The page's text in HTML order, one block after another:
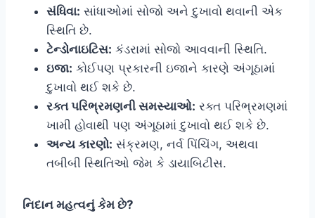
સંધિવા: સાંધાઓમાં સોજો અને દુખાવો થવાની એક
સ્થિતિ છે.
ટેન્ડોનાઇટિસ: કંડરામાં સોજો આવવાની સ્થિતિ.
ઇજા: કોઈપણ પ્રકારની ઇજાને કારણે અંગૂઠામાં
દુખાવો થઈ શકે છે.
રક્ત પરિભ્રમણની સમસ્યાઓ: રક્ત પરિભ્રમણમાં
ખામી હોવાથી પણ અંગૂઠામાં દુખાવો થઈ શકે છે.
અન્ય કારણો: સંક્રમણ, નર્વ પિંચિંગ, અથવા
તબીબી સ્થિતિઓ જેમ કે ડાયાબિટીસ.
નિદાન મહત્વનું કેમ છે?